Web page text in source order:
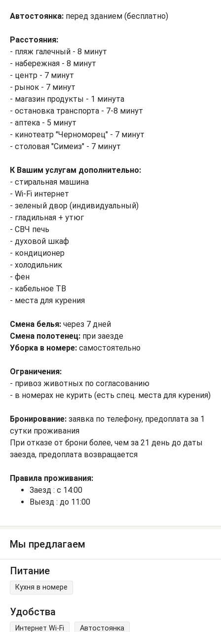
Автостоянка: перед зданием (бесплатно)
Расстояния:
- пляж галечный - 8 минут
- набережная - 8 минут
- центр - 7 минут
- рынок - 7 минут
- магазин продукты - 1 минута
- остановка транспорта - 7-8 минут
- аптека - 5 минут
- кинотеатр "Черноморец" - 7 минут
- столовая "Симеиз" - 7 минут
К Вашим услугам дополнительно:
- стиральная машина
- Wi-Fi интернет
- зеленый двор (индивидуальный)
- гладильная + утюг
- СВЧ печь
- духовой шкаф
- кондиционер
- холодильник
- фен
- кабельное ТВ
- места для курения
Смена белья: через 7 дней
Смена полотенец: при заезде
Уборка в номере: самостоятельно
Ограничения:
- привоз животных по согласованию
- в номерах не курить (есть спец. места для курения)
Бронирование: заявка по телефону, предоплата за 1
сутки проживания
При отказе от брони более, чем за 21 день до даты
заезда, предоплата возвращается
Правила проживания:
Заезд : с 14:00
Выезд : до 11:00
Мы предлагаем
Питание
Кухня в номере
Удобства
Интернет Wi-Fi
Автостоянка